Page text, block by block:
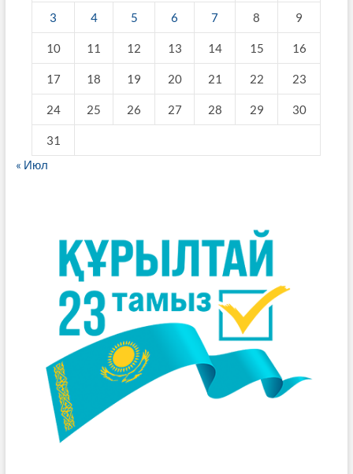
3 4 5 6 7 8 9
10 11 12 13 14 15 16
17 18 19 20 21 22 23
24 25 26 27 28 29 30
31
« Июл